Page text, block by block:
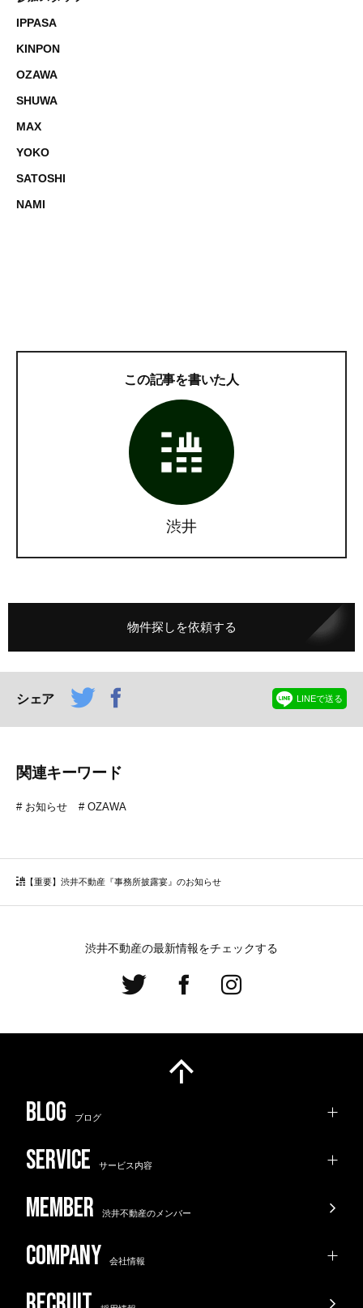
IPPASA
KINPON
OZAWA
SHUWA
MAX
YOKO
SATOSHI
NAMI
この記事を書いた人
渋井
物件探しを依頼する
シェア LINEで送る
関連キーワード
お知らせ OZAWA
【重要】渋井不動産『事務所披露宴』のお知らせ
渋井不動産の最新情報をチェックする
ブログ
サービス内容
渋井不動産のメンバー
会社情報